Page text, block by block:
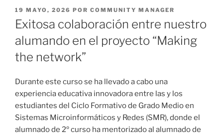
PUBLICADO
EL
19 MAYO, 2026 POR COMMUNITY MANAGER
Exitosa colaboración entre nuestro
alumando en el proyecto “Making
the network”
Durante este curso se ha llevado a cabo una
experiencia educativa innovadora entre las y los
estudiantes del Ciclo Formativo de Grado Medio en
Sistemas Microinformáticos y Redes (SMR), donde el
alumnado de 2º curso ha mentorizado al alumnado de